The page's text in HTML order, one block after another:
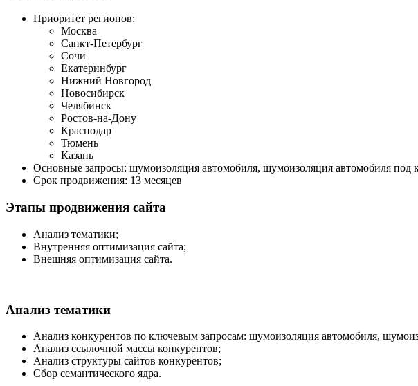
Приоритет регионов:
Москва
Санкт-Петербург
Сочи
Екатеринбург
Нижний Новгород
Новосибирск
Челябинск
Ростов-на-Дону
Краснодар
Тюмень
Казань
Основные запросы: шумоизоляция автомобиля, шумоизоляция автомобиля
Срок продвижения: 13 месяцев
Этапы продвижения сайта
Анализ тематики;
Внутренняя оптимизация сайта;
Внешняя оптимизация сайта.
Анализ тематики
Анализ конкурентов по ключевым запросам: шумоизоляция автомобиля,
Анализ ссылочной массы конкурентов;
Анализ структуры сайтов конкурентов;
Сбор семантического ядра.